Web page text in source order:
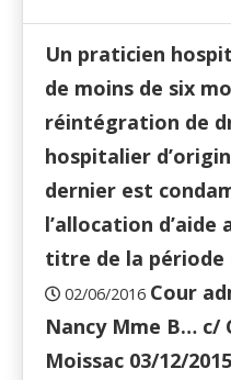
Un praticien
de moins de six
réintégration de
hospitalier
dernier est
l’allocation d’aide
titre de la période
02/06/2016 Cour
Nancy Mme B… c/
Moissac 03/12/